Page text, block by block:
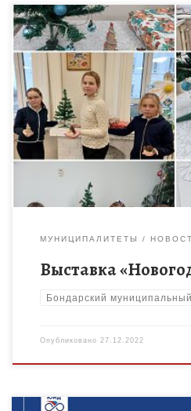
Новый год самый сказочный,
праздник, которого с
его приходом дома наполняются
атмосферой. Ежегодно […]
МУНИЦИПАЛИТЕТЫ
Выставка
Бондарский муниципальный
Опубликовано 27.12.2022